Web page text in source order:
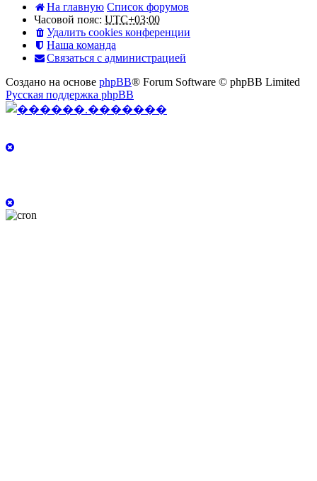
На главную Список форумов
Часовой пояс: UTC+03:00
Удалить cookies конференции
Наша команда
Связаться с администрацией
Создано на основе phpBB® Forum Software © phpBB Limited
Русская поддержка phpBB